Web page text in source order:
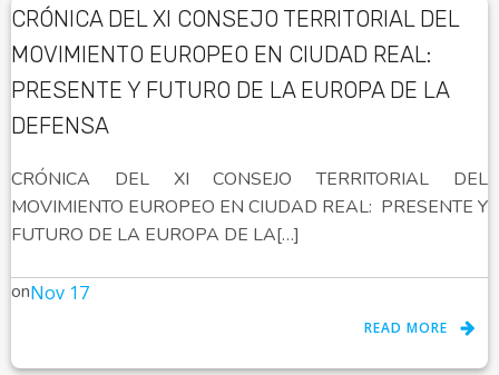
CRÓNICA DEL XI CONSEJO TERRITORIAL DEL
MOVIMIENTO EUROPEO EN CIUDAD REAL:
PRESENTE Y FUTURO DE LA EUROPA DE LA
DEFENSA
CRÓNICA DEL XI CONSEJO TERRITORIAL DEL
MOVIMIENTO EUROPEO EN CIUDAD REAL: PRESENTE Y
FUTURO DE LA EUROPA DE LA[…]
onNov 17
READ MORE